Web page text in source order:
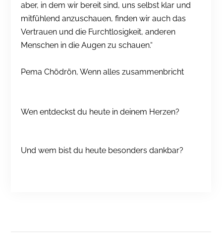
aber, in dem wir bereit sind, uns selbst klar und
mitfühlend anzuschauen, finden wir auch das
Vertrauen und die Furchtlosigkeit, anderen
Menschen in die Augen zu schauen.“
Pema Chödrön, Wenn alles zusammenbricht
Wen entdeckst du heute in deinem Herzen?
Und wem bist du heute besonders dankbar?